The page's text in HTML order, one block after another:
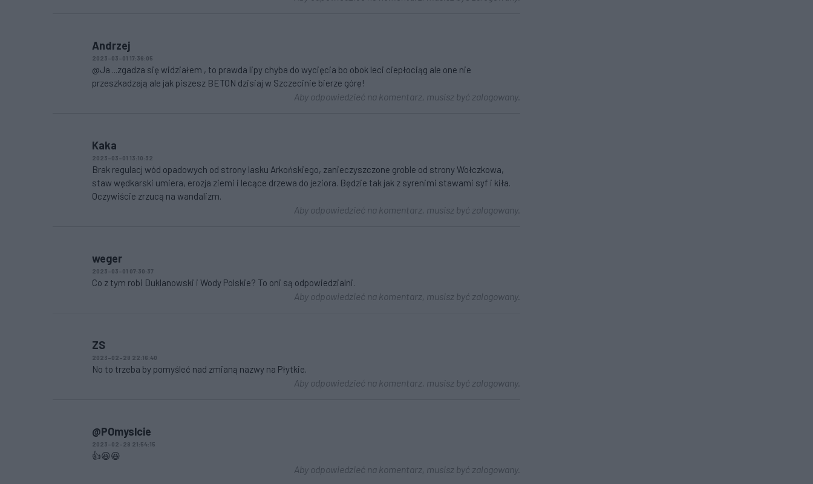
Andrzej
2023-03-01 17:36:05
@Ja ...zgadza się widziałem , to prawda lipy chyba do wycięcia bo obok leci ciepłociąg ale one nie
przeszkadzają ale jak piszesz BETON dzisiaj w Szczecinie bierze górę!
Aby odpowiedzieć na komentarz, musisz być zalogowany.
Kaka
2023-03-01 13:10:32
Brak regulacj wód opadowych od strony lasku Arkońskiego, zanieczyszczone groble od strony Wołczkowa,
staw wędkarski umiera, erozja ziemi i lecące drzewa do jeziora. Będzie tak jak z syrenimi stawami syf i kiła.
Oczywiście zrzucą na wandalizm.
Aby odpowiedzieć na komentarz, musisz być zalogowany.
weger
2023-03-01 07:30:37
Co z tym robi Duklanowski i Wody Polskie? To oni są odpowiedzialni.
Aby odpowiedzieć na komentarz, musisz być zalogowany.
ZS
2023-02-28 22:16:40
No to trzeba by pomyśleć nad zmianą nazwy na Płytkie.
Aby odpowiedzieć na komentarz, musisz być zalogowany.
@POmyslcie
2023-02-28 21:54:15
👍😆😆
Aby odpowiedzieć na komentarz, musisz być zalogowany.